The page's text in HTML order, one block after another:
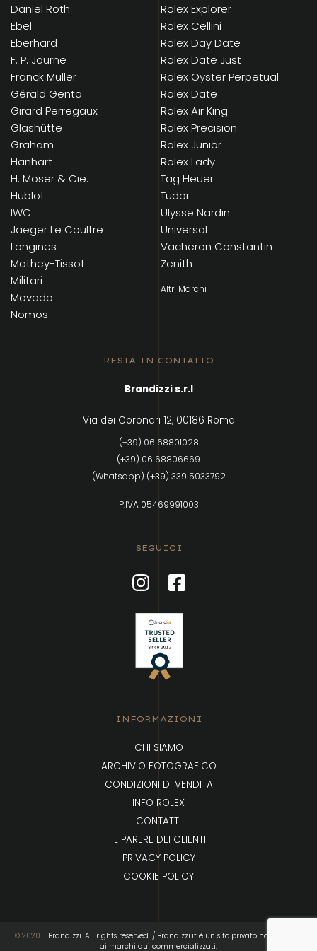
Daniel Roth
Ebel
Eberhard
F. P. Journe
Franck Muller
Gérald Genta
Girard Perregaux
Glashütte
Graham
Hanhart
H. Moser & Cie.
Hublot
IWC
Jaeger Le Coultre
Longines
Mathey-Tissot
Militari
Movado
Nomos
Rolex Explorer
Rolex Cellini
Rolex Day Date
Rolex Date Just
Rolex Oyster Perpetual
Rolex Date
Rolex Air King
Rolex Precision
Rolex Junior
Rolex Lady
Tag Heuer
Tudor
Ulysse Nardin
Universal
Vacheron Constantin
Zenith
Altri Marchi
RESTA IN CONTATTO
Brandizzi s.r.l
Via dei Coronari 12, 00186 Roma
(+39) 06 68801028
(+39) 06 68806669
(Whatsapp) (+39) 339 5033792
P.IVA 05469991003
SEGUICI
INFORMAZIONI
CHI SIAMO
ARCHIVIO FOTOGRAFICO
CONDIZIONI DI VENDITA
INFO ROLEX
CONTATTI
IL PARERE DEI CLIENTI
PRIVACY POLICY
COOKIE POLICY
© 2020 - Brandizzi. All rights reserved. / Brandizzi.it è un sito privato non affiliato
ai marchi qui commercializzati.